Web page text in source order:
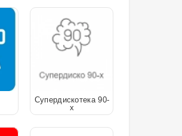
Супердискотека 90-
х